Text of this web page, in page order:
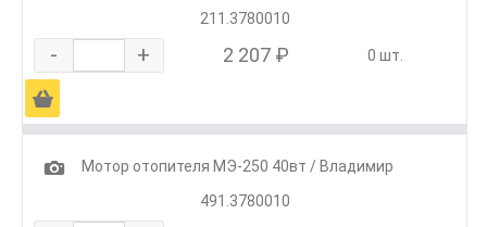
211.3780010
- + 2 207 ₽ 0 шт.
Ä
1
Мотор отопителя МЭ-250 40вт / Владимир
491.3780010